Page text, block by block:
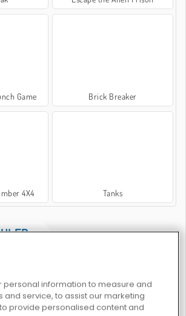
Game Brick Breaker
4X4 Tanks
personal information to measure and
and service, to assist our marketing
provide personalised content and